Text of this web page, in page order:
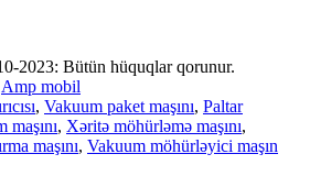
2023: Bütün hüquqlar qorunur.
Amp mobil
, Vakuum paket maşını, Paltar
maşını, Xəritə möhürləmə maşını,
maşını, Vakuum möhürləyici maşın